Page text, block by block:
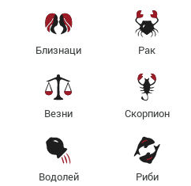
Близнаци Рак
Везни Скорпион
Водолей Риби